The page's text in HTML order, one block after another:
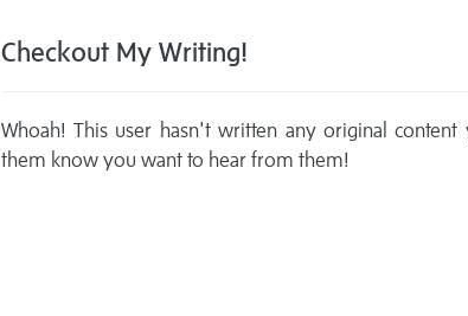
Checkout My Writing!
Whoah! This user hasn't written any original content
them know you want to hear from them!